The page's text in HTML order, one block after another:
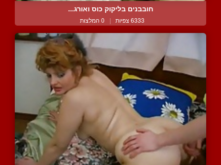
חובבנים בליקוק כוס ואורג...
6333 צפיות | 0 המלצות